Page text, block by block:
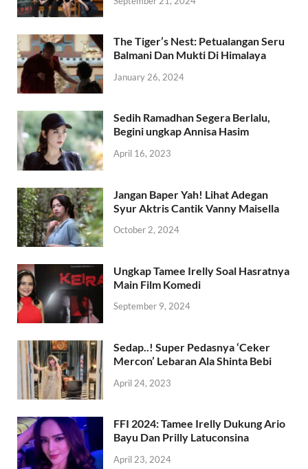
The Tiger’s Nest: Petualangan Seru
Balmani Dan Mukti Di Himalaya
January 26, 2024
Sedih Ramadhan Segera Berlalu,
Begini ungkap Annisa Hasim
April 16, 2023
Jangan Baper Yah! Lihat Adegan
Syur Aktris Cantik Vanny Maisella
October 2, 2024
Ungkap Tamee Irelly Soal Hasratnya
Main Film Komedi
September 9, 2024
Sedap..! Super Pedasnya ‘Ceker
Mercon’ Lebaran Ala Shinta Bebi
April 24, 2023
FFI 2024: Tamee Irelly Dukung Ario
Bayu Dan Prilly Latuconsina
April 23, 2024